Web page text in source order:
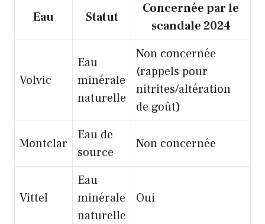
Eau Statut
Concernée par le
scandale 2024
Volvic
Eau
minérale
naturelle
Non concernée
(rappels pour
nitrites/altération
de goût)
Montclar
Eau de
source
Non concernée
Vittel
Eau
minérale
naturelle
Oui